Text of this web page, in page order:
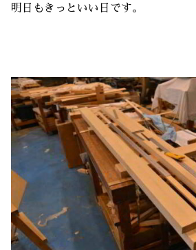
明日もきっといい日です。